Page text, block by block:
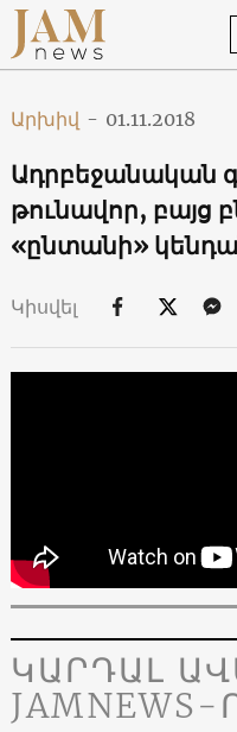
Արխիվ - 01.11.2018
Ադրբեջանական
թունավոր, բայց
«ընտանի»
Կիսվել
ԿԱՐԴԱԼ
JAMNEWS-